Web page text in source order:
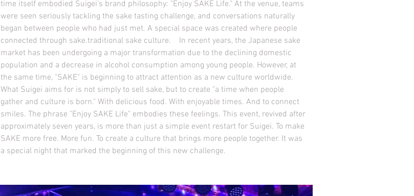
time itself embodied Suigei's brand philosophy: "Enjoy SAKE Life." At the venue, teams
were seen seriously tackling the sake tasting challenge, and conversations naturally
began between people who had just met. A special space was created where people
connected through sake.traditional sake culture. In recent years, the Japanese sake
market has been undergoing a major transformation due to the declining domestic
population and a decrease in alcohol consumption among young people. However, at
the same time, "SAKE" is beginning to attract attention as a new culture worldwide.
What Suigei aims for is not simply to sell sake, but to create "a time when people
gather and culture is born." With delicious food. With enjoyable times. And to connect
smiles. The phrase "Enjoy SAKE Life" embodies these feelings. This event, revived after
approximately seven years, is more than just a simple event restart for Suigei. To make
SAKE more free. More fun. To create a culture that brings more people together. It was
a special night that marked the beginning of this new challenge.